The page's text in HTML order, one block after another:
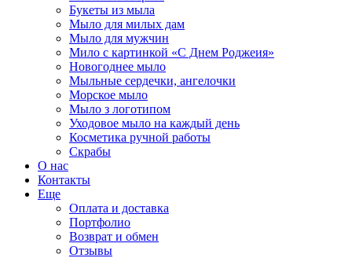
Букеты из мыла
Мыло для милых дам
Мыло для мужчин
Мило с картинкой «С Днем Роджеия»
Новогоднее мыло
Мыльные сердечки, ангелочки
Морское мыло
Мыло з логотипом
Уходовое мыло на каждый день
Косметика ручной работы
Скрабы
О нас
Контакты
Еще
Оплата и доставка
Портфолио
Возврат и обмен
Отзывы